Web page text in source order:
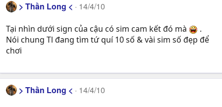
> Thần Long < 14/4/10
Tại nhìn dưới sign của cậu có sim cam kết đó mà
.
Nói chung Tl đang tìm tứ quí 10 số & vài sim số đẹp để
chơi
> Thần Long < 14/4/10